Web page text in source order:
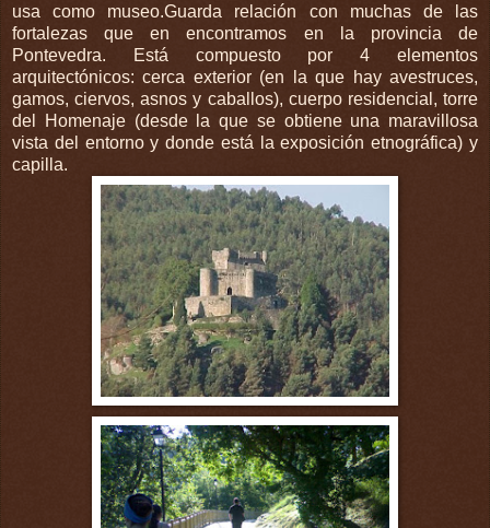
usa como museo.Guarda relación con muchas de las
fortalezas que en encontramos en la provincia de
Pontevedra. Está compuesto por 4 elementos
arquitectónicos: cerca exterior (en la que hay avestruces,
gamos, ciervos, asnos y caballos), cuerpo residencial, torre
del Homenaje (desde la que se obtiene una maravillosa
vista del entorno y donde está la exposición etnográfica) y
capilla.